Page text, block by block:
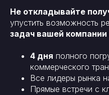
Не откладывайте
упустить возможность
задач вашей компании
4 дня полного
коммерческого
Все лидеры рынка
Прямые встречи с